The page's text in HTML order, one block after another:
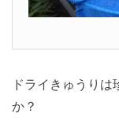
ドライきゅうり
か？